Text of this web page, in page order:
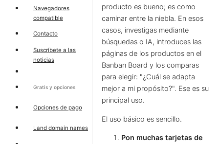
Navegadores
compatible
Contacto
Suscríbete a las
noticias
Gratis y opciones
Opciones de pago
Land domain names
producto es bueno; es como
caminar entre la niebla. En esos
casos, investigas mediante
búsquedas o IA, introduces las
páginas de los productos en el
Banban Board y los comparas
para elegir: "¿Cuál se adapta
mejor a mi propósito?". Ese es su
principal uso.
El uso básico es sencillo.
Pon muchas tarjetas de